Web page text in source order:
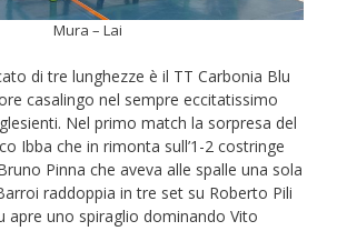
Mura – Lai
di tre lunghezze è il TT Carbonia Blu
casalingo nel sempre eccitatissimo
Nel primo match la sorpresa del
Ibba che in rimonta sull’1-2 costringe
Pinna che aveva alle spalle una sola
raddoppia in tre set su Roberto Pili
apre uno spiraglio dominando Vito